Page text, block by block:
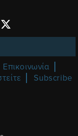
Επικοινωνία
Subscribe